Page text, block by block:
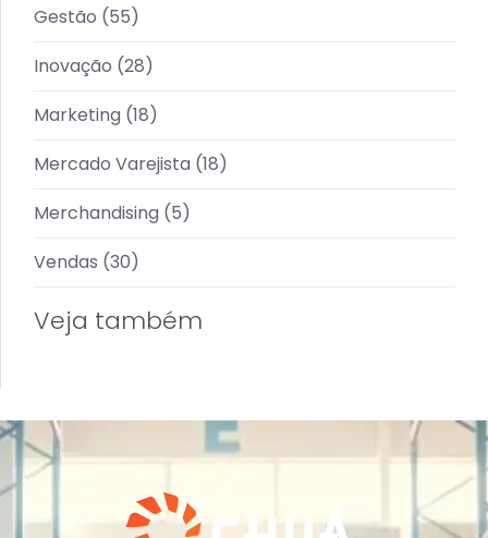
Gestão (55)
Inovação (28)
Marketing (18)
Mercado Varejista (18)
Merchandising (5)
Vendas (30)
Veja também